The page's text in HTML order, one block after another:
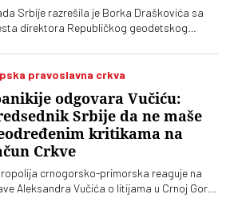
Srbije razrešila je Borka Draškovića sa
direktora Republičkog geodetskog
dužnosti direktora imenovan je
inspektor Dalibor Babić
pravoslavna crkva
odgovara Vučiću:
Srbije da ne maše
kritikama na
Crkve
crnogorsko-primorska reaguje na
Aleksandra Vučića o litijama u Crnoj Gori